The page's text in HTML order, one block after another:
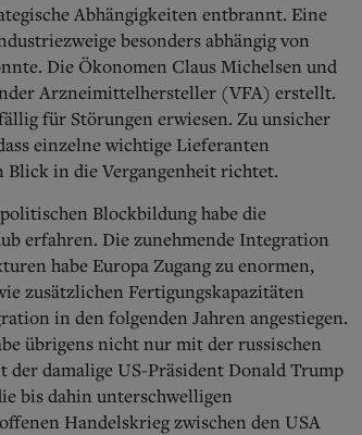
Abhängigkeiten entbrannt. Eine
besonders abhängig von
Die Ökonomen Claus Michelsen und
Arzneimittelhersteller (VFA) erstellt.
für Störungen erwiesen. Zu unsicher
einzelne wichtige Lieferanten
Blick in die Vergangenheit richtet.
Blockbildung habe die
erfahren. Die zunehmende Integration
habe Europa Zugang zu enormen,
zusätzlichen Fertigungskapazitäten
in den folgenden Jahren angestiegen.
übrigens nicht nur mit der russischen
der damalige US-Präsident Donald Trump
bis dahin unterschwelligen
Handelskrieg zwischen den USA